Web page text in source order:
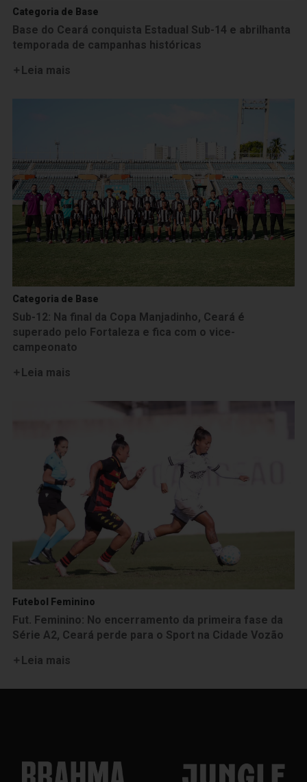
Categoria de Base
Base do Ceará conquista Estadual Sub-14 e abrilhanta
temporada de campanhas históricas
Leia mais
Categoria de Base
Sub-12: Na final da Copa Manjadinho, Ceará é
superado pelo Fortaleza e fica com o vice-
campeonato
Leia mais
Futebol Feminino
Fut. Feminino: No encerramento da primeira fase da
Série A2, Ceará perde para o Sport na Cidade Vozão
Leia mais